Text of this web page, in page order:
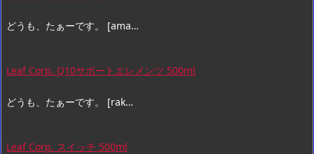
どうも、たぁーです。 [ama…
Leaf Corp. Q10サポートエレメンツ 500ml
どうも、たぁーです。 [rak…
Leaf Corp. スイッチ 500ml